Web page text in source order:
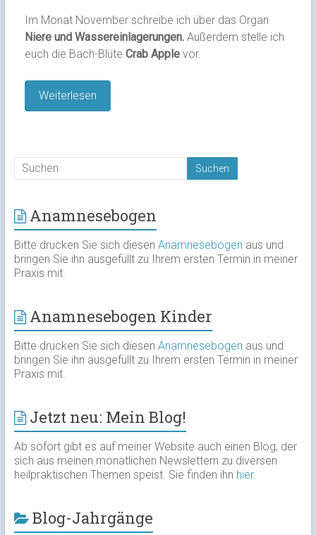
Im Monat November schreibe ich über das Organ
Niere und Wassereinlagerungen. Außerdem stelle ich
euch die Bach-Blüte Crab Apple vor.
Weiterlesen
Anamnesebogen
Bitte drucken Sie sich diesen Anamnesebogen aus und
bringen Sie ihn ausgefüllt zu Ihrem ersten Termin in meiner
Praxis mit.
Anamnesebogen Kinder
Bitte drucken Sie sich diesen Anamnesebogen aus und
bringen Sie ihn ausgefüllt zu Ihrem ersten Termin in meiner
Praxis mit.
Jetzt neu: Mein Blog!
Ab sofort gibt es auf meiner Website auch einen Blog, der
sich aus meinen monatlichen Newslettern zu diversen
heilpraktischen Themen speist. Sie finden ihn hier.
Blog-Jahrgänge